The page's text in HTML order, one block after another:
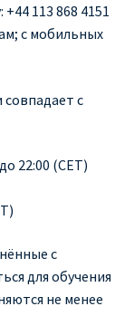
113 868 4151
с мобильных
с
22:00 (CET)
с
для обучения
не менее